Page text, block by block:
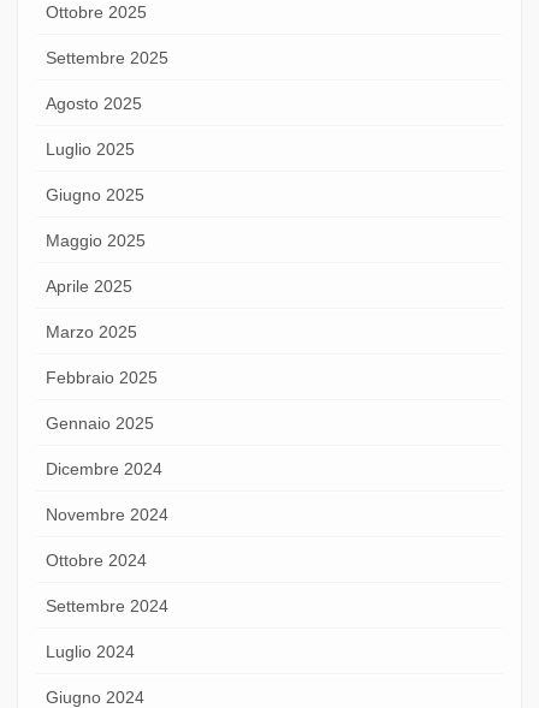
Ottobre 2025
Settembre 2025
Agosto 2025
Luglio 2025
Giugno 2025
Maggio 2025
Aprile 2025
Marzo 2025
Febbraio 2025
Gennaio 2025
Dicembre 2024
Novembre 2024
Ottobre 2024
Settembre 2024
Luglio 2024
Giugno 2024